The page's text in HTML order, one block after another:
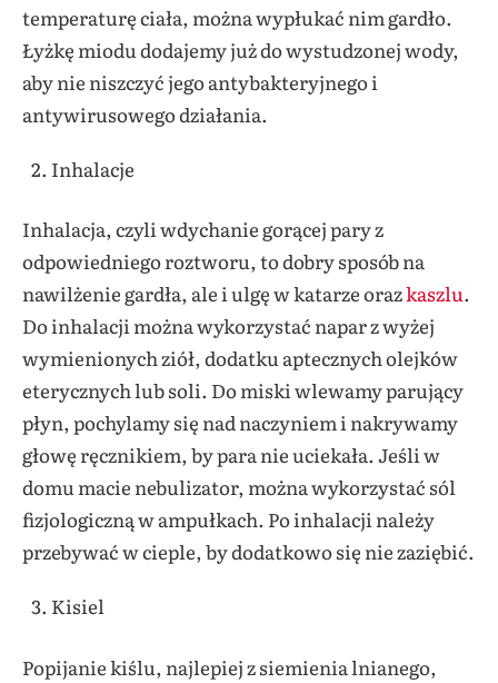
temperaturę ciała, można wypłukać nim gardło.
Łyżkę miodu dodajemy już do wystudzonej wody,
aby nie niszczyć jego antybakteryjnego i
antywirusowego działania.
Inhalacje
Inhalacja, czyli wdychanie gorącej pary z
odpowiedniego roztworu, to dobry sposób na
nawilżenie gardła, ale i ulgę w katarze orazkaszlu.
Do inhalacji można wykorzystać napar z wyżej
wymienionych ziół, dodatku aptecznych olejków
eterycznych lub soli. Do miski wlewamy parujący
płyn, pochylamy się nad naczyniem i nakrywamy
głowę ręcznikiem, by para nie uciekała. Jeśli w
domu macie nebulizator, można wykorzystać sól
fizjologiczną w ampułkach. Po inhalacji należy
przebywać w cieple, by dodatkowo się nie zaziębić.
Kisiel
Popijanie kiślu, najlepiej z siemienia lnianego,